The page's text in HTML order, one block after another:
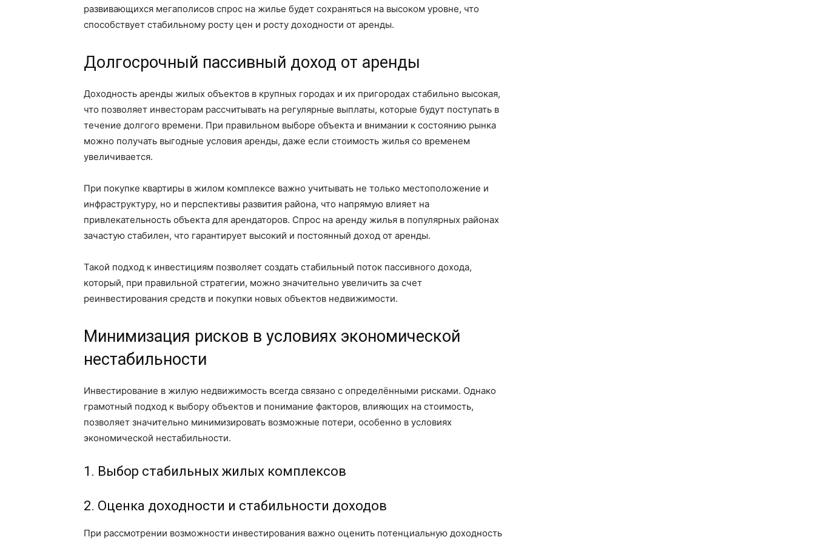
развивающихся мегаполисов спрос на жилье будет сохраняться на высоком уровне, что
способствует стабильному росту цен и росту доходности от аренды.
Долгосрочный пассивный доход от аренды
Доходность аренды жилых объектов в крупных городах и их пригородах стабильно высокая,
что позволяет инвесторам рассчитывать на регулярные выплаты, которые будут поступать в
течение долгого времени. При правильном выборе объекта и внимании к состоянию рынка
можно получать выгодные условия аренды, даже если стоимость жилья со временем
увеличивается.
При покупке квартиры в жилом комплексе важно учитывать не только местоположение и
инфраструктуру, но и перспективы развития района, что напрямую влияет на
привлекательность объекта для арендаторов. Спрос на аренду жилья в популярных районах
зачастую стабилен, что гарантирует высокий и постоянный доход от аренды.
Такой подход к инвестициям позволяет создать стабильный поток пассивного дохода,
который, при правильной стратегии, можно значительно увеличить за счет
реинвестирования средств и покупки новых объектов недвижимости.
Минимизация рисков в условиях экономической
нестабильности
Инвестирование в жилую недвижимость всегда связано с определёнными рисками. Однако
грамотный подход к выбору объектов и понимание факторов, влияющих на стоимость,
позволяет значительно минимизировать возможные потери, особенно в условиях
экономической нестабильности.
1. Выбор стабильных жилых комплексов
2. Оценка доходности и стабильности доходов
При рассмотрении возможности инвестирования важно оценить потенциальную доходность